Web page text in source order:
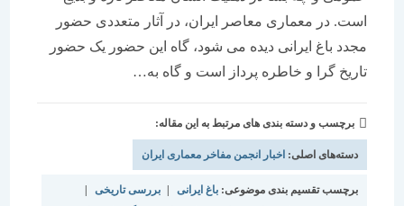
است. در معماری معاصر ایران، در آثار متعددی حضور
مجدد باغ ایرانی دیده می شود، گاه این حضور یک حضور
تاریخ گرا و خاطره پرداز است و گاه به…
برچسب و دسته بندی های مرتبط به این مقاله:
دسته‌های اصلی:اخبار انجمن مفاخر معماری ایران
برچسب تقسیم بندی موضوعی:باغ ایرانی بررسی تاریخی |